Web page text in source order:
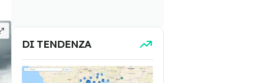
DI TENDENZA